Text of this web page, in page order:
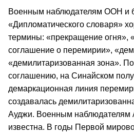
Военным наблюдателям ООН и
«Дипломатического словаря»
термины: «прекращение огня»,
соглашение о перемирии»,
«демилитаризованная зона».
соглашению, на Синайском
демаркационная линия
создавалась
Ауджи. Военным наблюдателям
известна. В годы Первой